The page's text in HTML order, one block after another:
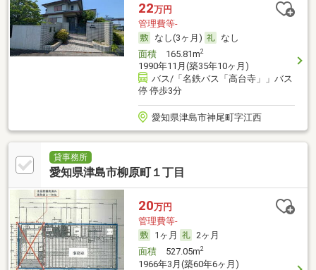
22万円
管理費等-
なし(3ヶ月)
なし
面積165.81m2
1990年11月(築35年10ヶ月)
バス/「名鉄バス「高台寺」」バス
停 停歩3分
愛知県津島市神尾町字江西
貸事務所
愛知県津島市柳原町１丁目
20万円
管理費等-
1ヶ月
2ヶ月
面積527.05m2
1966年3月(築60年6ヶ月)